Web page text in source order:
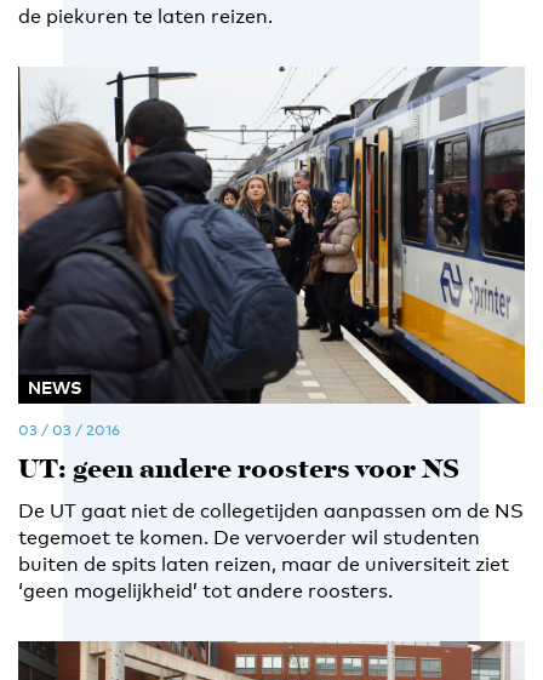
de piekuren te laten reizen.
NEWS
03 / 03 / 2016
UT: geen andere roosters voor NS
De UT gaat niet de collegetijden aanpassen om de NS
tegemoet te komen. De vervoerder wil studenten
buiten de spits laten reizen, maar de universiteit ziet
‘geen mogelijkheid’ tot andere roosters.